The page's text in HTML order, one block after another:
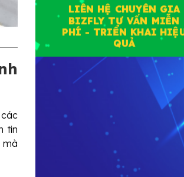
các
tin
mà
LIÊN HỆ CHUYÊN GIA
BIZFLY TƯ VẤN MIỄN
PHÍ - TRIỂN KHAI
QUẢ